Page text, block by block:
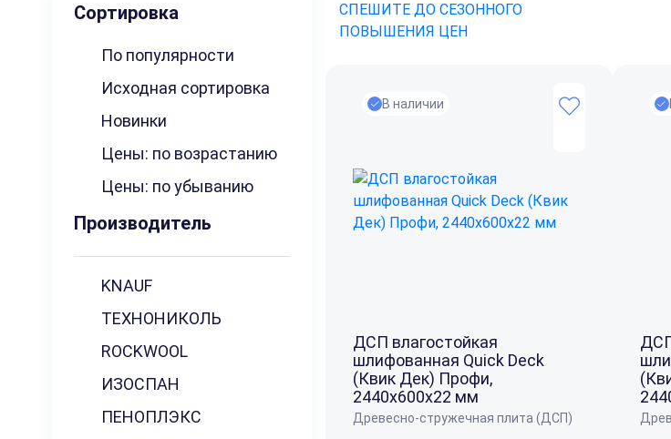
Сортировка
По популярности
Исходная сортировка
Новинки
Цены: по возрастанию
Цены: по убыванию
Производитель
KNAUF
ТЕХНОНИКОЛЬ
ROCKWOOL
ИЗОСПАН
ПЕНОПЛЭКС
СПЕШИТЕ ДО СЕЗОННОГО
ПОВЫШЕНИЯ ЦЕН
В наличии
ДСП влагостойкая
шлифованная Quick Deck
(Квик Дек) Профи,
2440x600x22 мм
Древесно-стружечная плита (ДСП)